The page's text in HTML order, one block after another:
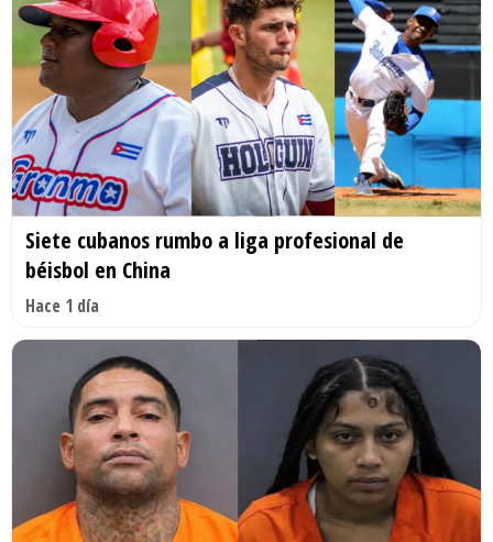
Siete cubanos rumbo a liga profesional de
béisbol en China
Hace 1 día